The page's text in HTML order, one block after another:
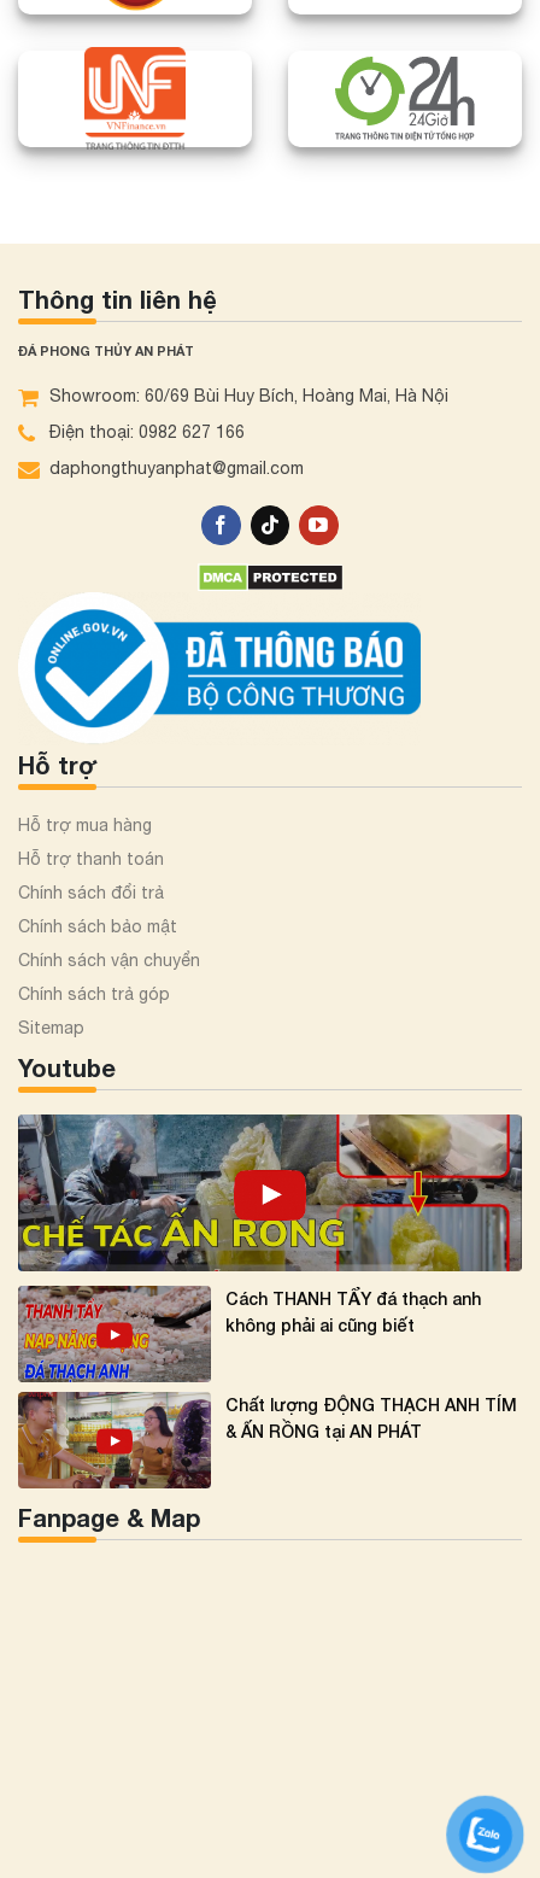
Thông tin liên hệ
ĐÁ PHONG THỦY AN PHÁT
Showroom: 60/69 Bùi Huy Bích, Hoàng Mai, Hà Nội
Điện thoại: 0982 627 166
daphongthuyanphat@gmail.com
Hỗ trợ
Hỗ trợ mua hàng
Hỗ trợ thanh toán
Chính sách đổi trả
Chính sách bảo mật
Chính sách vận chuyển
Chính sách trả góp
Sitemap
Youtube
Cách THANH TẨY đá thạch anh
không phải ai cũng biết
Chất lượng ĐỘNG THẠCH ANH TÍM
& ẤN RỒNG tại AN PHÁT
Fanpage & Map